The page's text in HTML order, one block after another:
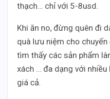
thạch… chỉ với 5-8usd.
Khi ăn no, đừng quên đi
quà lưu niệm cho
tìm thấy các sản phẩm
xách … đa dạng với nhiều
giá cả.